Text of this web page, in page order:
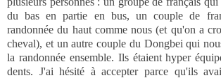
du bas en partie en bus, un couple de
randonnée du haut comme nous (et qu'on a
cheval), et un autre couple du Dongbei qui
la randonnée ensemble. Ils étaient hyper
dents. J'ai hésité à accepter parce qu'ils